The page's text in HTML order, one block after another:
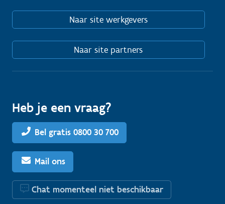
Naar site werkgevers
Naar site partners
Heb je een vraag?
Bel gratis 0800 30 700
Mail ons
Chat momenteel niet beschikbaar